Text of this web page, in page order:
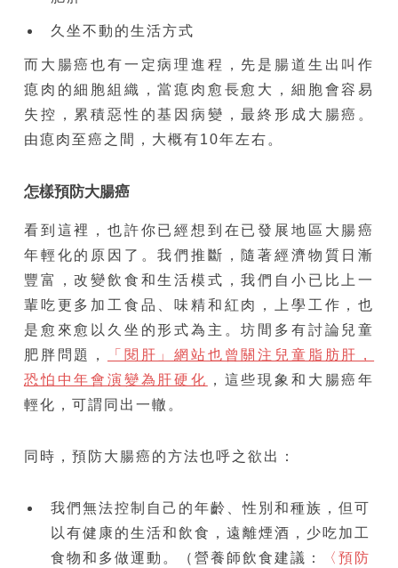
久坐不動的生活方式
而大腸癌也有一定病理進程，先是腸道生出叫作
瘜肉的細胞組織，當瘜肉愈長愈大，細胞會容易
失控，累積惡性的基因病變，最終形成大腸癌。
由瘜肉至癌之間，大概有10年左右。
怎樣預防大腸癌
看到這裡，也許你已經想到在已發展地區大腸癌
年輕化的原因了。我們推斷，隨著經濟物質日漸
豐富，改變飲食和生活模式，我們自小已比上一
輩吃更多加工食品、味精和紅肉，上學工作，也
是愈來愈以久坐的形式為主。坊間多有討論兒童
肥胖問題，
「閱肝」網站也曾關注兒童脂肪肝，
恐怕中年會演變為肝硬化 ，這些現象和大腸癌年
輕化，可謂同出一轍。
同時，預防大腸癌的方法也呼之欲出：
我們無法控制自己的年齡、性別和種族，但可
以有健康的生活和飲食，遠離煙酒，少吃加工
食物和多做運動。（營養師飲食建議：
〈預防